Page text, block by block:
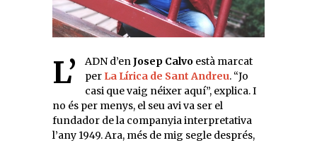
L’ADN d’enJosep Calvo està marcat
per La Lírica de Sant Andreu. “Jo
casi que vaig néixer aquí”, explica. I
no és per menys, el seu avi va ser el
fundador de la companyia interpretativa
l’any 1949. Ara, més de mig segle després,